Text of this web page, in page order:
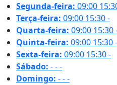
Segunda-feira: 09:00
Terça-feira: 09:00 15:30-
Quarta-feira: 09:00 15:30
Quinta-feira: 09:00 15:30-
Sexta-feira: 09:00 15:30-
Sábado: ---
Domingo: ---